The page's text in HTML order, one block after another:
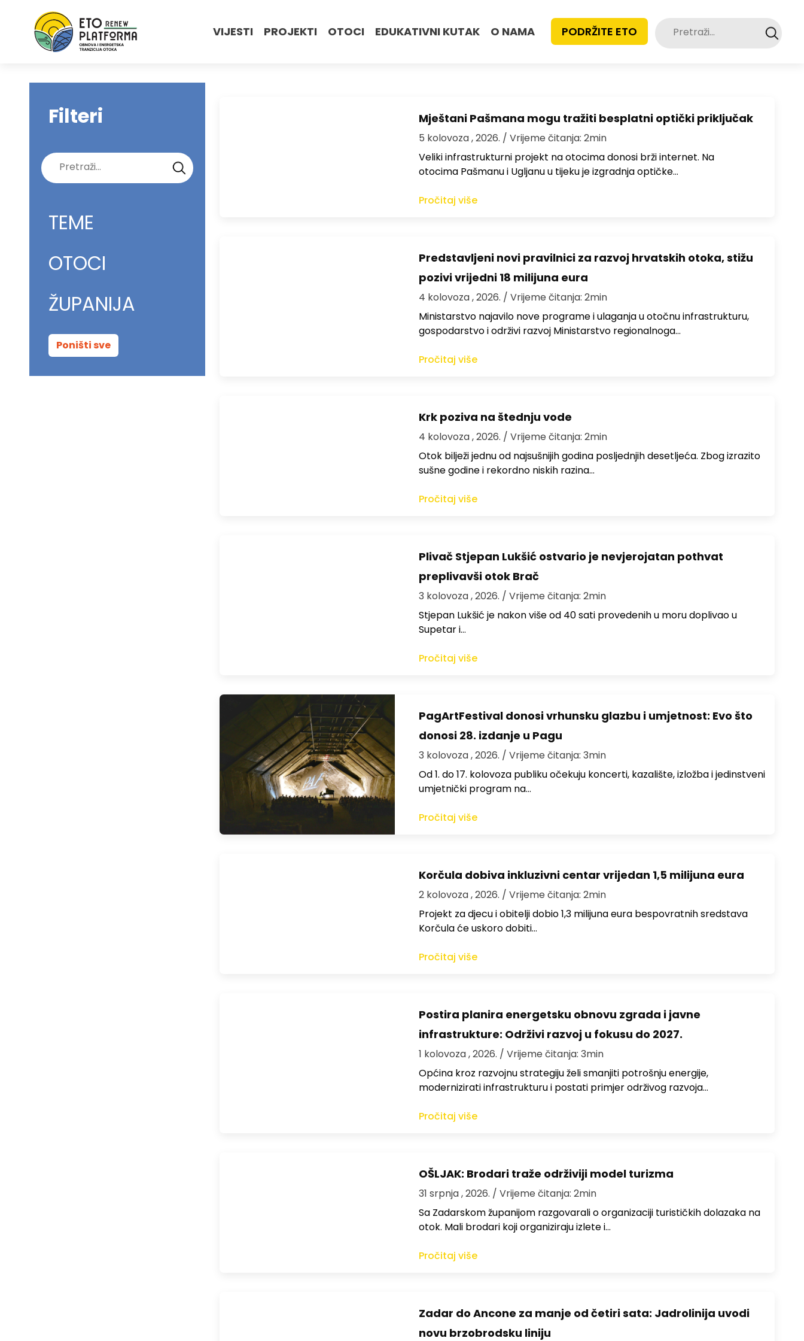
VIJESTI PROJEKTI OTOCI EDUKATIVNI KUTAK O NAMA PODRŽITE ETO Pretraži:
Filteri
Pretraži:
TEME
OTOCI
ŽUPANIJA
Poništi sve
Mještani Pašmana mogu tražiti besplatni optički priključak
5 kolovoza , 2026. / Vrijeme čitanja: 2min
Veliki infrastrukturni projekt na otocima donosi brži internet. Na
otocima Pašmanu i Ugljanu u tijeku je izgradnja optičke…
Pročitaj više
Predstavljeni novi pravilnici za razvoj hrvatskih otoka, stižu
pozivi vrijedni 18 milijuna eura
4 kolovoza , 2026. / Vrijeme čitanja: 2min
Ministarstvo najavilo nove programe i ulaganja u otočnu infrastrukturu,
gospodarstvo i održivi razvoj Ministarstvo regionalnoga…
Pročitaj više
Krk poziva na štednju vode
4 kolovoza , 2026. / Vrijeme čitanja: 2min
Otok bilježi jednu od najsušnijih godina posljednjih desetljeća. Zbog izrazito
sušne godine i rekordno niskih razina…
Pročitaj više
Plivač Stjepan Lukšić ostvario je nevjerojatan pothvat
preplivavši otok Brač
3 kolovoza , 2026. / Vrijeme čitanja: 2min
St​jepan Lukšić je nakon više od 40 sati provedenih u moru doplivao u
Supetar i…
Pročitaj više
PagArtFestival donosi vrhunsku glazbu i umjetnost: Evo što
donosi 28. izdanje u Pagu
3 kolovoza , 2026. / Vrijeme čitanja: 3min
Od 1. do 17. kolovoza publiku očekuju koncerti, kazalište, izložba i jedinstveni
umjetnički program na…
Pročitaj više
Korčula dobiva inkluzivni centar vrijedan 1,5 milijuna eura
2 kolovoza , 2026. / Vrijeme čitanja: 2min
Projekt za djecu i obitelji dobio 1,3 milijuna eura bespovratnih sredstava
Korčula će uskoro dobiti…
Pročitaj više
Postira planira energetsku obnovu zgrada i javne
infrastrukture: Održivi razvoj u fokusu do 2027.
1 kolovoza , 2026. / Vrijeme čitanja: 3min
Općina kroz razvojnu strategiju želi smanjiti potrošnju energije,
modernizirati infrastrukturu i postati primjer održivog razvoja…
Pročitaj više
OŠLJAK: Brodari traže održiviji model turizma
31 srpnja , 2026. / Vrijeme čitanja: 2min
Sa Zadarskom županijom razgovarali o organizaciji turističkih dolazaka na
otok. Mali brodari koji organiziraju izlete i…
Pročitaj više
Zadar do Ancone za manje od četiri sata: Jadrolinija uvodi
novu brzobrodsku liniju